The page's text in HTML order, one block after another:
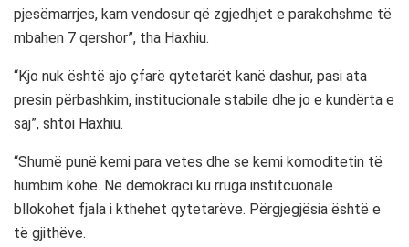
pjesëmarrjes, kam vendosur që zgjedhjet e parakohshme të
mbahen 7 qershor”, tha Haxhiu.
“Kjo nuk është ajo çfarë qytetarët kanë dashur, pasi ata
presin përbashkim, institucionale stabile dhe jo e kundërta e
saj”, shtoi Haxhiu.
“Shumë punë kemi para vetes dhe se kemi komoditetin të
humbim kohë. Në demokraci ku rruga institcuonale
bllokohet fjala i kthehet qytetarëve. Përgjegjësia është e
të gjithëve.